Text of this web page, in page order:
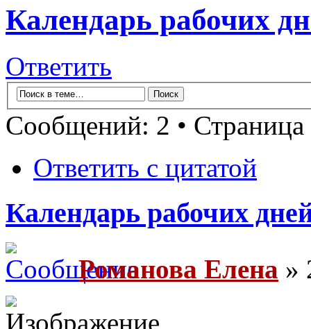
Календарь рабочих
Ответить
Сообщений: 2 • Страница
Ответить с цитатой
Календарь рабочих
Романова Елена »